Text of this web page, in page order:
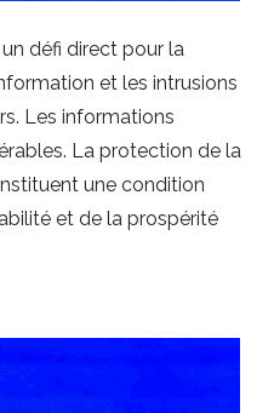
défi direct pour la
et les intrusions
Les informations
La protection de la
une condition
et de la prospérité